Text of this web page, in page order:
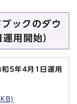
ックのダウ
用開始）
和5年4月1日運用